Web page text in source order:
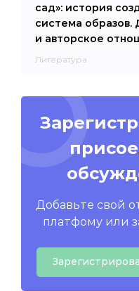
сад»: история
система
и авторское
Литература
Добавьте свой
платфому или